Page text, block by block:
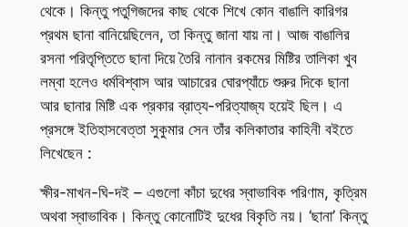
থেকে। কিন্তু পতুগিজদের কাছ থেকে শিখে কোন বাঙালি কারিগর
প্রথম ছানা বানিয়েছিলেন, তা কিন্তু জানা যায় না। আজ বাঙালির
রসনা পরিতৃপ্তিতে ছানা দিয়ে তৈরি নানান রকমের মিষ্টির তালিকা খুব
লম্বা হলেও ধর্মবিশ্বাস আর আচারের ঘোরপ্যাঁচে শুরুর দিকে ছানা
আর ছানার মিষ্টি এক প্রকার ব্রাত্য-পরিত্যাজ্য হয়েই ছিল। এ
প্রসঙ্গে ইতিহাসবেত্তা সুকুমার সেন তাঁর কলিকাতার কাহিনী বইতে
লিখেছেন :
ক্ষীর-মাখন-ঘি-দই – এগুলো কাঁচা দুধের স্বাভাবিক পরিণাম, কৃত্রিম
অথবা স্বাভাবিক। কিন্তু কোনোটিই দুধের বিকৃতি নয়। ‘ছানা’ কিন্তু